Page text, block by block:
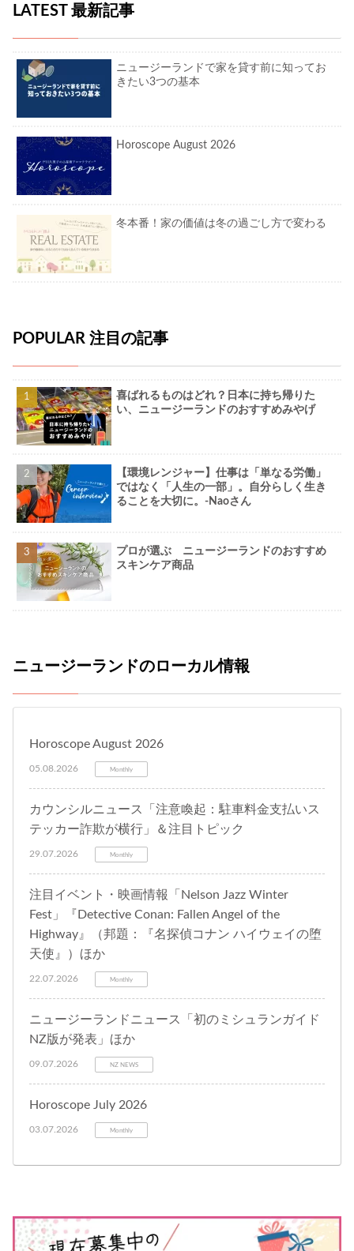
LATEST 最新記事
ニュージーランドで家を貸す前に知ってお
きたい3つの基本
Horoscope August 2026
冬本番！家の価値は冬の過ごし方で変わる
POPULAR 注目の記事
喜ばれるものはどれ？日本に持ち帰りた
い、ニュージーランドのおすすめみやげ
【環境レンジャー】仕事は「単なる労働」
ではなく「人生の一部」。自分らしく生き
ることを大切に。-Naoさん
プロが選ぶ ニュージーランドのおすすめ
スキンケア商品
ニュージーランドのローカル情報
Horoscope August 2026
05.08.2026 Monthly
カウンシルニュース「注意喚起：駐車料金支払いス
テッカー詐欺が横行」＆注目トピック
29.07.2026 Monthly
注目イベント・映画情報「Nelson Jazz Winter
Fest」『Detective Conan: Fallen Angel of the
Highway』（邦題：『名探偵コナン ハイウェイの堕
天使』）ほか
22.07.2026 Monthly
ニュージーランドニュース「初のミシュランガイド
NZ版が発表」ほか
09.07.2026 NZ NEWS
Horoscope July 2026
03.07.2026 Monthly